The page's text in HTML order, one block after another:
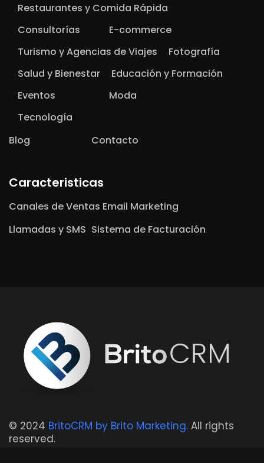
Restaurantes y Comida Rápida
Consultorías
E-commerce
Turismo y Agencias de Viajes
Fotografía
Salud y Bienestar
Educación y Formación
Eventos
Moda
Tecnología
Blog
Contacto
Caracteristicas
Canales de Ventas Email Marketing
Llamadas y SMS Sistema de Facturación
© 2024 BritoCRM by Brito Marketing. All rights
reserved.